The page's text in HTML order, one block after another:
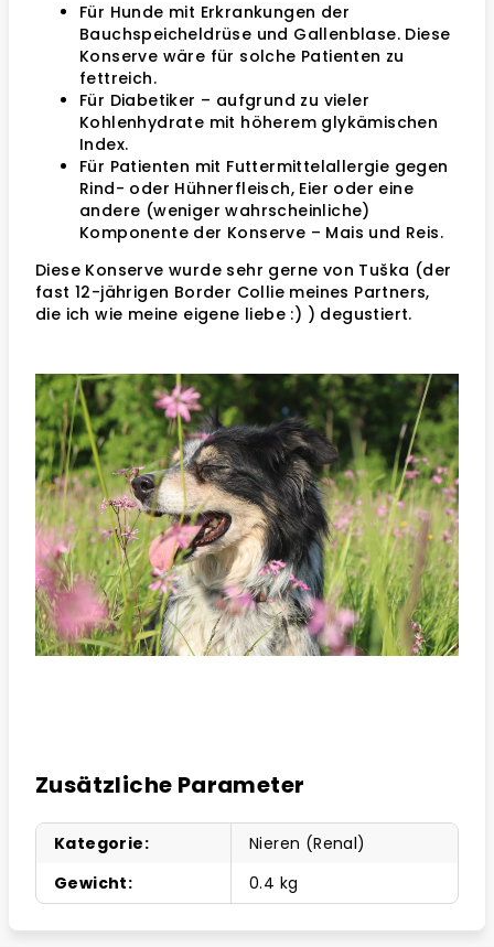
Für Hunde mit Erkrankungen der
Bauchspeicheldrüse und Gallenblase. Diese
Konserve wäre für solche Patienten zu
fettreich.
Für Diabetiker – aufgrund zu vieler
Kohlenhydrate mit höherem glykämischen
Index.
Für Patienten mit Futtermittelallergie gegen
Rind- oder Hühnerfleisch, Eier oder eine
andere (weniger wahrscheinliche)
Komponente der Konserve – Mais und Reis.
Diese Konserve wurde sehr gerne von Tuška (der
fast 12-jährigen Border Collie meines Partners,
die ich wie meine eigene liebe :) ) degustiert.
Zusätzliche Parameter
Kategorie:
Nieren (Renal)
Gewicht: 0.4 kg